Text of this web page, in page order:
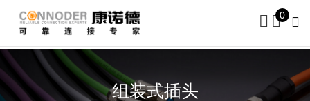
0
组装式插头